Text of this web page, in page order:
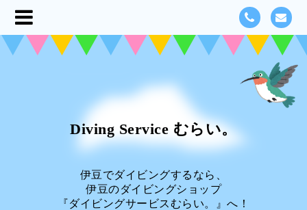
Diving Service むらい。
伊豆でダイビングするなら、
伊豆のダイビングショップ
『ダイビングサービスむらい。』へ！